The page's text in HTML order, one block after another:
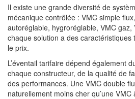
Il existe une grande diversité de
mécanique contrôlée : VMC simple
autoréglable, hygroréglable, VMC
chaque solution a des
le prix.
L’éventail tarifaire dépend également
chaque constructeur, de la qualité de
des performances. Une VMC double
naturellement moins cher qu’une